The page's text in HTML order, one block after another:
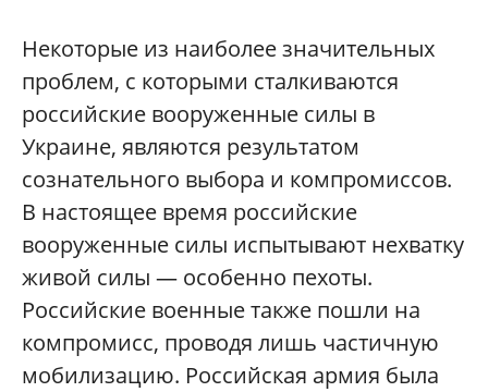
Некоторые из наиболее значительных
проблем, с которыми сталкиваются
российские вооруженные силы в
Украине, являются результатом
сознательного выбора и компромиссов.
В настоящее время российские
вооруженные силы испытывают нехватку
живой силы — особенно пехоты.
Российские военные также пошли на
компромисс, проводя лишь частичную
мобилизацию. Российская армия была